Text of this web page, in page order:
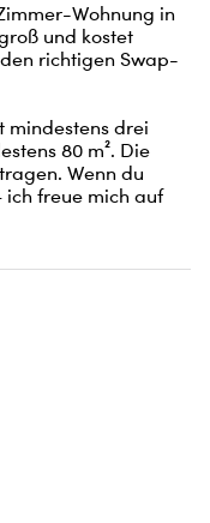
Wohnung in
und kostet
richtigen Swap-
mindestens drei
80 m². Die
Wenn du
ich freue mich auf